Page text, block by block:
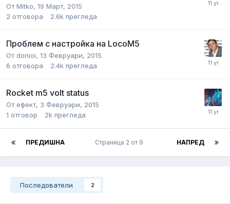
ОтMitko, 19 Март, 2015
2 отговора 2.6k прегледа
Проблем с настройка на LocoM5
От donioi, 13 Февруари, 2015
6 отговора 2.4k прегледа
Rocket m5 volt status
От ефект, 3 Февруари, 2015
1 отговор 2k прегледа
ПРЕДИШНА НАПРЕД
Страница 2 от 9
Последователи 2